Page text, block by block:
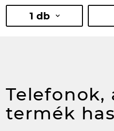
1 db
Telefonok,
termék